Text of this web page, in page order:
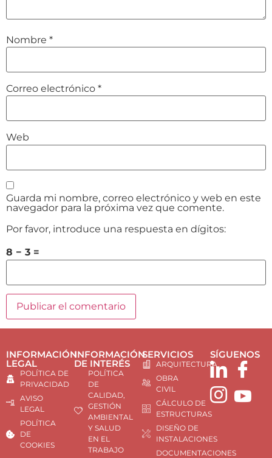
Nombre *
Correo electrónico *
Web
Guarda mi nombre, correo electrónico y web en este
navegador para la próxima vez que comente.
Por favor, introduce una respuesta en dígitos:
8 − 3 =
INFORMACIÓN
LEGAL
POLÍTICA DE
PRIVACIDAD
AVISO
LEGAL
POLÍTICA
DE
COOKIES
INFORMACIÓN
DE INTERÉS
POLÍTICA
DE
CALIDAD,
GESTIÓN
AMBIENTAL
Y SALUD
EN EL
TRABAJO
SERVICIOS
ARQUITECTURA
OBRA
CIVIL
CÁLCULO DE
ESTRUCTURAS
DISEÑO DE
INSTALACIONES
DOCUMENTACIONES
SÍGUENOS